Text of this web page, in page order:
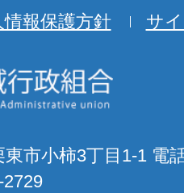
情報保護方針
サ
市小柿3丁目1-1 電